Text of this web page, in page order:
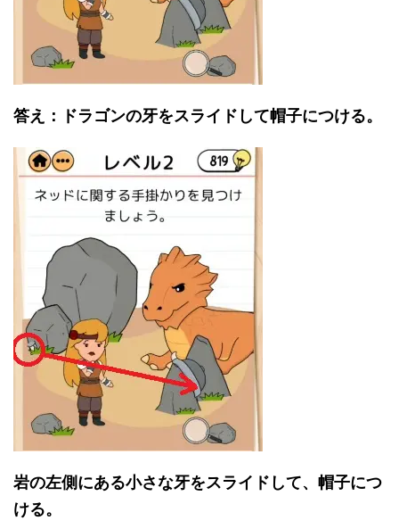
答え：ドラゴンの牙をスライドして帽子につける。
岩の左側にある小さな牙をスライドして、帽子につ
ける。